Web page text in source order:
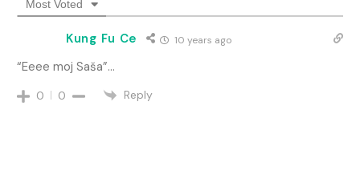
Most Voted
Kung Fu Ce 10 years ago
“Eeee moj Saša”…
0 0 Reply